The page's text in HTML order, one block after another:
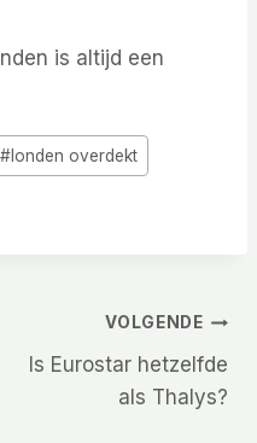
is altijd een
# londen overdekt
VOLGENDE
Is Eurostar hetzelfde
als Thalys?